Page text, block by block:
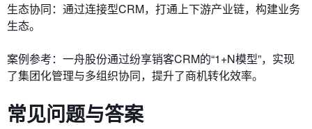
生态协同：通过连接型CRM，打通上下游产业链，构建业务
生态。
案例参考：一舟股份通过纷享销客CRM的“1+N模型”，实现
了集团化管理与多组织协同，提升了商机转化效率。
常见问题与答案